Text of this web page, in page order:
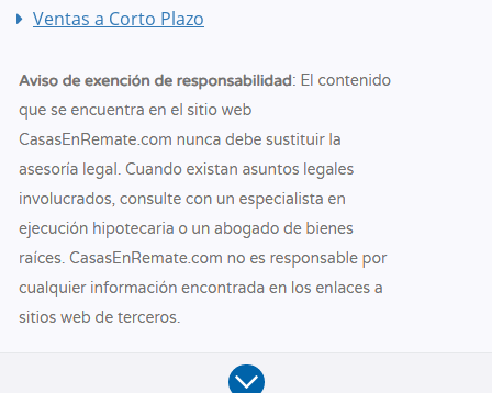
Ventas a Corto Plazo